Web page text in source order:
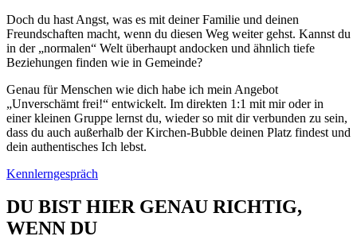
Doch du hast Angst, was es mit deiner Familie und deinen
Freundschaften macht, wenn du diesen Weg weiter gehst. Kannst du
in der „normalen“ Welt überhaupt andocken und ähnlich tiefe
Beziehungen finden wie in Gemeinde?
Genau für Menschen wie dich habe ich mein Angebot
„Unverschämt frei!“ entwickelt. Im direkten 1:1 mit mir oder in
einer kleinen Gruppe lernst du, wieder so mit dir verbunden zu sein,
dass du auch außerhalb der Kirchen-Bubble deinen Platz findest und
dein authentisches Ich lebst.
Kennlerngespräch
DU BIST HIER GENAU RICHTIG,
WENN DU